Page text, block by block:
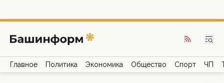
Главное Политика Экономика Общество Спорт ЧП